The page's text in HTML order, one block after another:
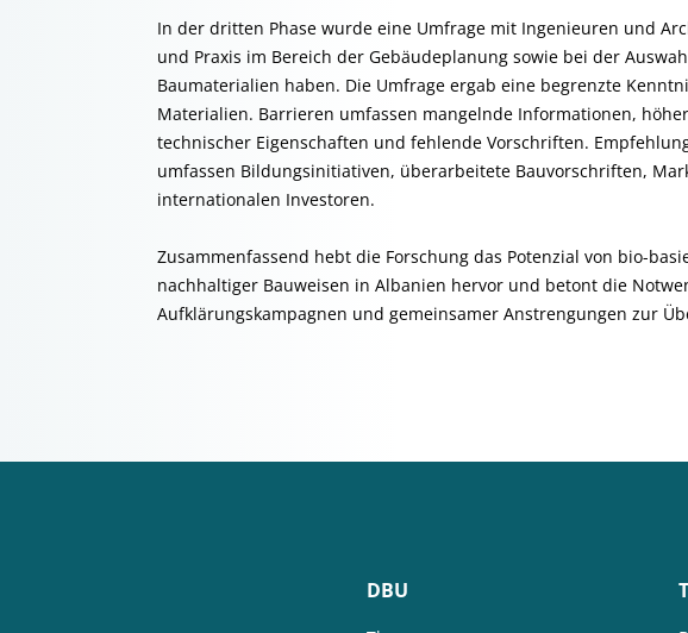
In der dritten Phase wurde eine Umfrage mit Ingenieuren und
und Praxis im Bereich der Gebäudeplanung sowie bei der
Baumaterialien haben. Die Umfrage ergab eine begrenzte
Materialien. Barrieren umfassen mangelnde Informationen,
technischer Eigenschaften und fehlende Vorschriften.
umfassen Bildungsinitiativen, überarbeitete Bauvorschriften,
internationalen Investoren.
Zusammenfassend hebt die Forschung das Potenzial von bio-
nachhaltiger Bauweisen in Albanien hervor und betont die
Aufklärungskampagnen und gemeinsamer Anstrengungen zur
DBU